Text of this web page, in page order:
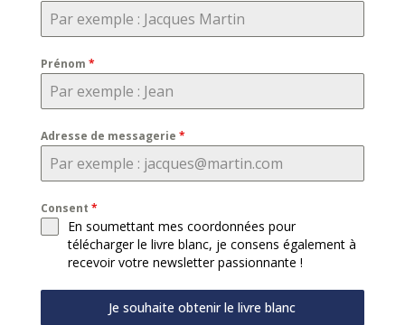
Prénom *
Adresse de messagerie *
Consent *
En soumettant mes coordonnées pour
télécharger le livre blanc, je consens également à
recevoir votre newsletter passionnante !
Je souhaite obtenir le livre blanc